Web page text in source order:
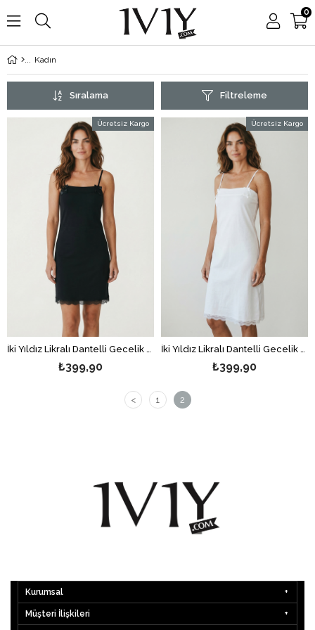
0
Kadın
Filtreleme
Sıralama
₺399,90
Ücretsiz Kargo
₺399,90
Ücretsiz Kargo
< 1 2
Kurumsal
Müşteri İlişkileri